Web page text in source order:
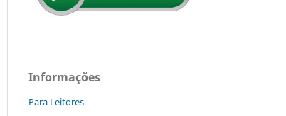
Informações
Para Leitores